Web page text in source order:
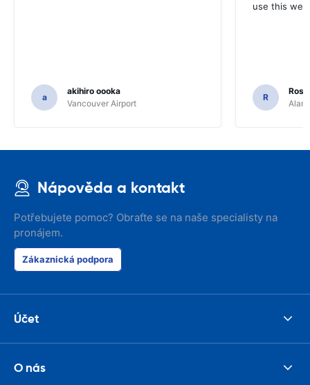
a
akihiro oooka
Vancouver Airport
use this
R
Nápověda a kontakt
Potřebujete pomoc? Obraťte se na naše specialisty na
pronájem.
Zákaznická podpora
Účet
O nás